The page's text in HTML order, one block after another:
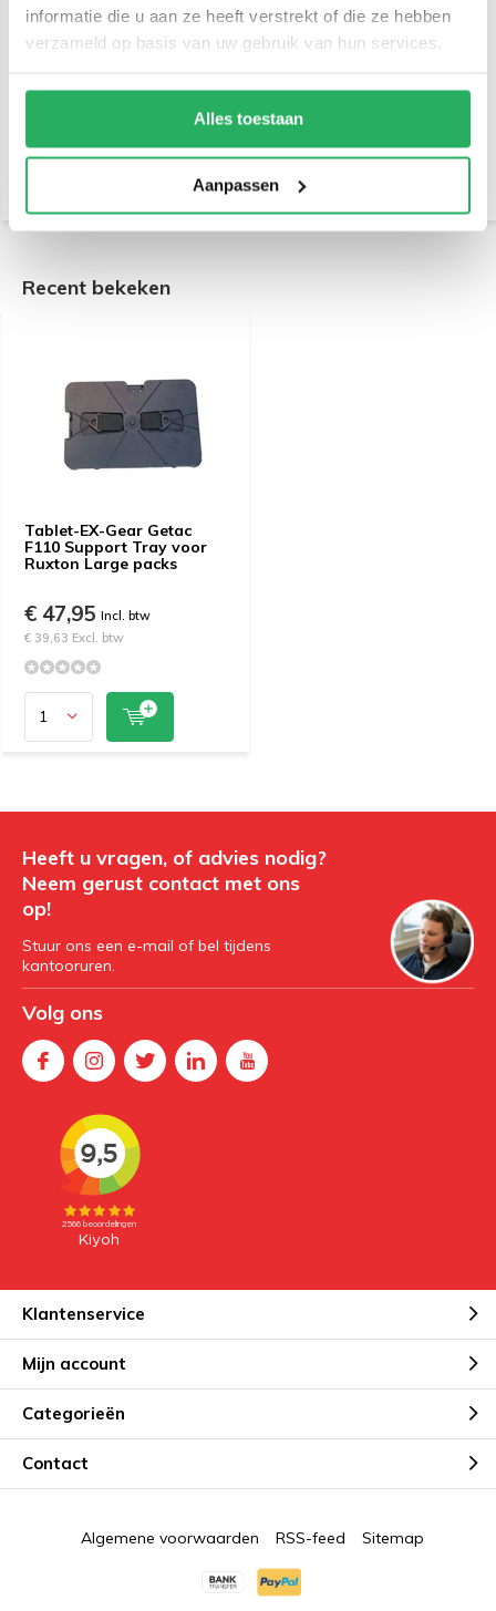
informatie die u aan ze heeft verstrekt of die ze hebben
verzameld op basis van uw gebruik van hun services.
Alles toestaan
Aanpassen
Tablet-EX-Gear Ruxton
€ 288,43 Excl. btw
Tablet-EX-Gear Ruxton
€ 285,-
€ 235,54 Excl. btw
Recent bekeken
Tablet-EX-Gear Getac
F110 Support Tray voor
Ruxton Large packs
€ 47,95 Incl. btw
€ 39,63 Excl. btw
Heeft u vragen, of advies nodig?
Neem gerust contact met ons
op!
Stuur ons een e-mail of bel tijdens
kantooruren.
Volg ons
Klantenservice
Mijn account
Categorieën
Contact
Algemene voorwaarden RSS-feed Sitemap